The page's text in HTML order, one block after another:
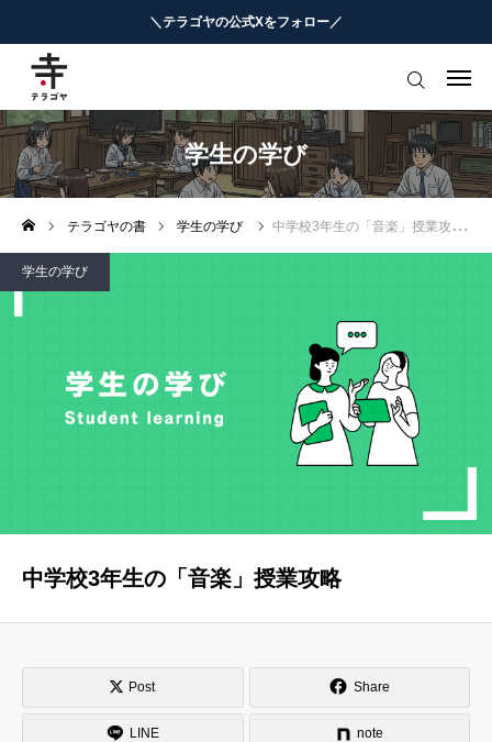
＼テラゴヤの公式Xをフォロー／
学生の学び
テラゴヤの書 学生の学び 中学校3年生の「音楽」授業攻略
学生の学び
中学校3年生の「音楽」授業攻略
Post Share
LINE note
はじめての方へ
教育ニュースまとめ
ヨミモノ・特集
マナビ・学習攻略
お役立ちリンク集
テラゴヤ週報
お知らせ